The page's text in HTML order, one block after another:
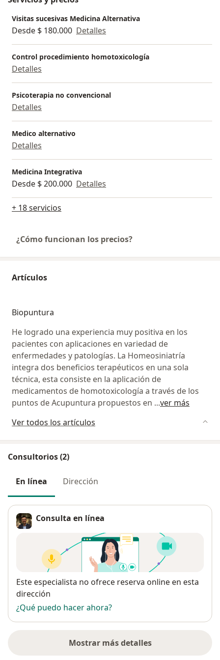
Visitas sucesivas Medicina Alternativa
Desde $ 180.000 Detalles
Control procedimiento homotoxicología
Detalles
Psicoterapia no convencional
Detalles
Medico alternativo
Detalles
Medicina Integrativa
Desde $ 200.000 Detalles
+ 18 servicios
¿Cómo funcionan los precios?
Artículos
Biopuntura
He logrado una experiencia muy positiva en los
pacientes con aplicaciones en variedad de
enfermedades y patologías. La Homeosiniatría
integra dos beneficios terapéuticos en una sola
técnica, esta consiste en la aplicación de
medicamentos de homotoxicología a través de los
puntos de Acupuntura propuestos en ...ver más
Ver todos los artículos
Consultorios (2)
En línea Dirección
Consulta en línea
Disponibilidad
Este especialista no ofrece reserva online en esta
dirección
¿Qué puedo hacer ahora?
Mostrar más detalles
sobre la dirección